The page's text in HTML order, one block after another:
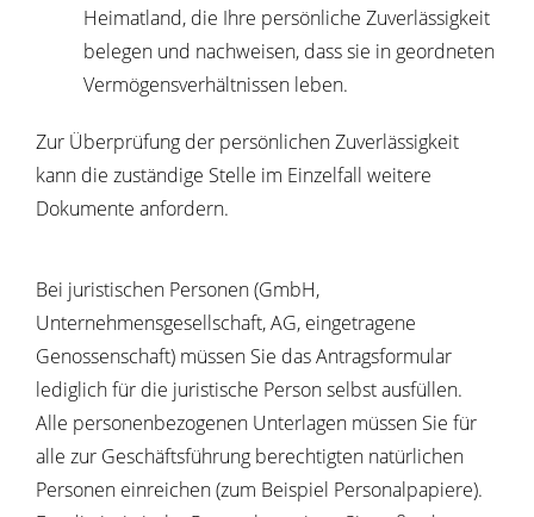
Heimatland, die Ihre persönliche Zuverlässigkeit
belegen und nachweisen, dass sie in geordneten
Vermögensverhältnissen leben.
Zur Überprüfung der persönlichen Zuverlässigkeit
kann die zuständige Stelle im Einzelfall weitere
Dokumente anfordern.
Bei juristischen Personen (GmbH,
Unternehmensgesellschaft, AG, eingetragene
Genossenschaft) müssen Sie das Antragsformular
lediglich für die juristische Person selbst ausfüllen.
Alle personenbezogenen Unterlagen müssen Sie für
alle zur Geschäftsführung berechtigten natürlichen
Personen einreichen (zum Beispiel Personalpapiere).